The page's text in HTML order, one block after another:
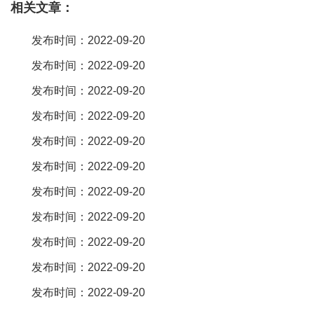
其中的一个，把这个换上去，电脑就能正常使用了。有很多厂商都
常见而且用得很好，国产的盛凌，应该也可以。在中国发展迅猛的
连接器市场，erni已成为电信、数据通信和工业应用领域的重要供应
商。佳华兴五金制品有限公司（http://www。jiahuaxing。com）是
一家集专业设计、制造、销售电子产品的连接器生产厂家。公司的
主打产品是pogo pin。欢迎采购者咨询!。
品牌所垄断，价格又都太贵，就是大厂商有些用这些世界级厂商的
fpc及ffc连接器产品也一样很难承受。按你的要求目前瀚荃电子是个
不错的选择，瀚荃总部设在台湾，tbc、tbcn、tbrn、tbd、tbdn、
tbu、旗型端子、多用
相关文章：
发布时间：2022-09-20
发布时间：2022-09-20
发布时间：2022-09-20
发布时间：2022-09-20
发布时间：2022-09-20
发布时间：2022-09-20
发布时间：2022-09-20
发布时间：2022-09-20
发布时间：2022-09-20
发布时间：2022-09-20
发布时间：2022-09-20